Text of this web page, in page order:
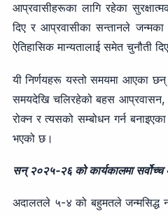
आप्रवासीहरूका लागि रहेका
दिए र आप्रवासीका सन्तानले जन्मका
ऐतिहासिक मान्यतालाई समेत चुनौती
यी निर्णयहरू यस्तो समयमा आएका छन्
समयदेखि चलिरहेको बहस आप्रवासन,
रोक्न र त्यसको सम्बोधन गर्न बनाइएका
भएको छ।
सन् २०२५-२६ को कार्यकालमा
अदालतले ५-४ को बहुमतले जन्मसिद्ध